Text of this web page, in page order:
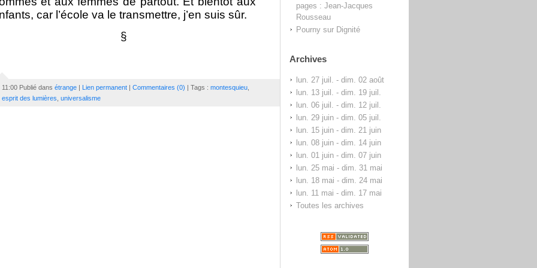
pages : Jean-Jacques
Rousseau
Pournysur Dignité
Archives
lun. 27 juil. - dim. 02 août
lun. 13 juil. - dim. 19 juil.
lun. 06 juil. - dim. 12 juil.
lun. 29 juin - dim. 05 juil.
lun. 15 juin - dim. 21 juin
lun. 08 juin - dim. 14 juin
lun. 01 juin - dim. 07 juin
lun. 25 mai - dim. 31 mai
lun. 18 mai - dim. 24 mai
lun. 11 mai - dim. 17 mai
Toutes les archives
car l’école va le transmettre, j’en suis sûr.
§
11:00 Publié dans étrange| Lien permanent| Commentaires (0) | Tags : montesquieu,
esprit des lumières universalisme